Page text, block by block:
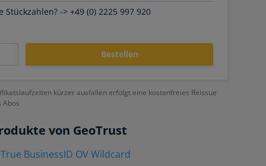
Stückzahlen? -> +49 (0) 2225 997 920
Bestellen
kürzer ausfallen erfolgt eine kostenfreies Reissue
Abos
von GeoTrust
BusinessID OV Wildcard